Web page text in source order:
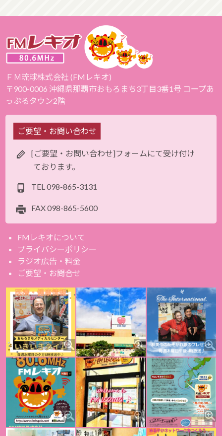
ＦＭ琉球株式会社 (FMレキオ)
〒900-0006 沖縄県那覇市おもろまち3丁目3番1号 コープあ
っぷるタウン2階
ご要望・お問い合わせ
[ご要望・お問い合わせ]フォームにて受け付け
ております。
TEL 098-865-3131
FAX098-865-5600
FMレキオについて
プライバシーポリシー
ラジオ広告・料金
ご要望・お問合せ